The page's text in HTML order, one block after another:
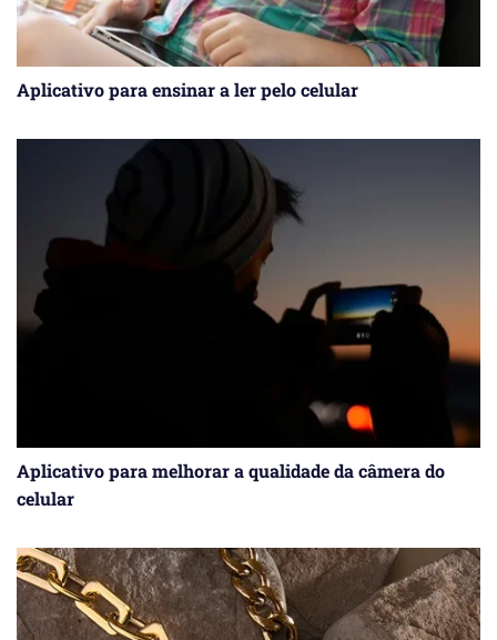
Aplicativo para ensinar a ler pelo celular
Aplicativo para melhorar a qualidade da câmera do
celular